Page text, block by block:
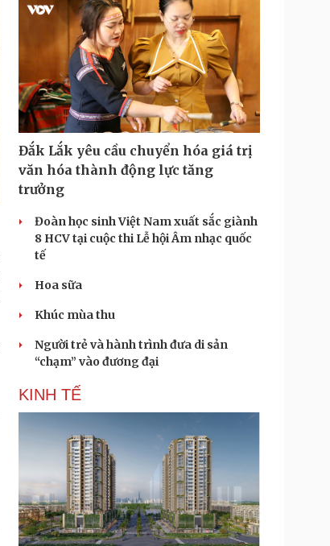
Đắk Lắk yêu cầu chuyển hóa giá trị
văn hóa thành động lực tăng
trưởng
Đoàn học sinh Việt Nam xuất sắc giành
8 HCV tại cuộc thi Lễ hội Âm nhạc quốc
tế
Hoa sữa
Khúc mùa thu
Người trẻ và hành trình đưa di sản
“chạm” vào đương đại
KINH TẾ